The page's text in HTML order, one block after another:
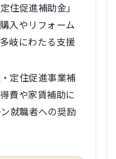
住促進補助金」
入やリフォーム
岐にわたる支援
・定住促進事業補
費や家賃補助に
就職者への奨励